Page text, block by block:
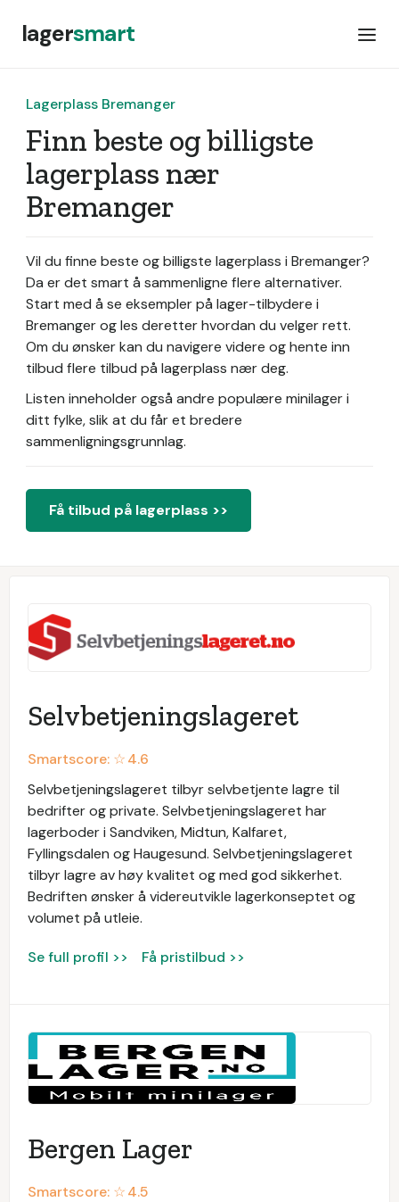
lagersmart
Lagerplass Bremanger
Finn beste og billigste
lagerplass nær
Bremanger
Vil du finne beste og billigste lagerplass i Bremanger?
Da er det smart å sammenligne flere alternativer.
Start med å se eksempler på lager-tilbydere i
Bremanger og les deretter hvordan du velger rett.
Om du ønsker kan du navigere videre og hente inn
tilbud flere tilbud på lagerplass nær deg.
Listen inneholder også andre populære minilager i
ditt fylke, slik at du får et bredere
sammenligningsgrunnlag.
Få tilbud på lagerplass >>
Selvbetjeningslageret
Smartscore: ☆4.6
Selvbetjeningslageret tilbyr selvbetjente lagre til
bedrifter og private. Selvbetjeningslageret har
lagerboder i Sandviken, Midtun, Kalfaret,
Fyllingsdalen og Haugesund. Selvbetjeningslageret
tilbyr lagre av høy kvalitet og med god sikkerhet.
Bedriften ønsker å videreutvikle lagerkonseptet og
volumet på utleie.
Se full profil >> Få pristilbud >>
Bergen Lager
Smartscore: ☆4.5